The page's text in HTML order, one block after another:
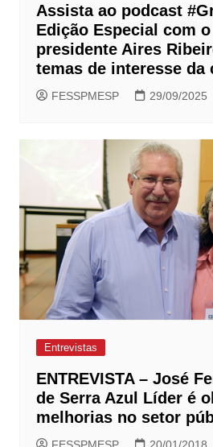
Assista ao podcast
Edição Especial com
presidente Aires
temas de interesse da
FESSPMESP 29/09/2025
Entrevistas
ENTREVISTA – José
de Serra Azul Líder é
melhorias no setor